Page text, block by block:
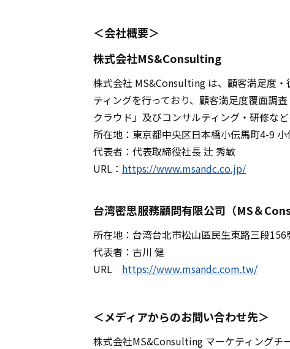
＜会社概要＞
株式会社MS&Consulting
株式会社 MS&Consulting は、顧客満足度
ティングを行っており、顧客満足度覆面調
クラウド」及びコンサルティング・研修な
所在地：東京都中央区日本橋小伝馬町4-9
代表者：代表取締役社長 辻 秀敏
URL： https://www.msandc.co.jp/
台湾密思服務顧問有限公司（MS＆
所在地：台湾台北市松山區民生東路三段
代表者：古川 健
URL https://www.msandc.com.tw/
＜メディアからのお問い合わせ先＞
株式会社MS&Consulting マーケティングチ